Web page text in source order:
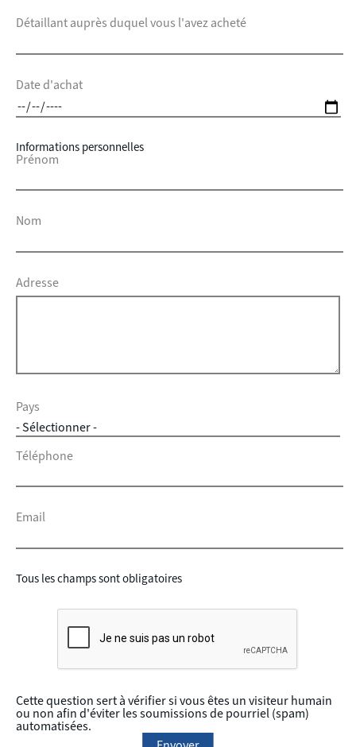
Détaillant auprès duquel vous l'avez acheté
Date d'achat
Informations personnelles
Prénom
Nom
Adresse
Pays
Téléphone
Email
Tous les champs sont obligatoires
Cette question sert à vérifier si vous êtes un visiteur humain
ou non afin d'éviter les soumissions de pourriel (spam)
automatisées.